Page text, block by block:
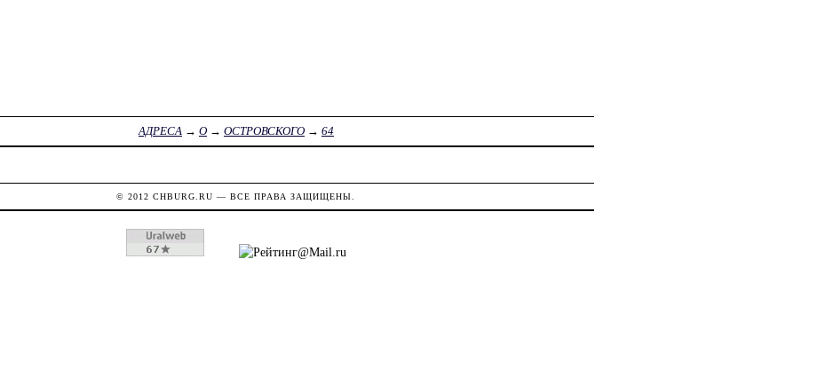
АДРЕСА→ О→ ОСТРОВСКОГО→ 64
© 2012CHBURG.RU — ВСЕ ПРАВА ЗАЩИЩЕНЫ.